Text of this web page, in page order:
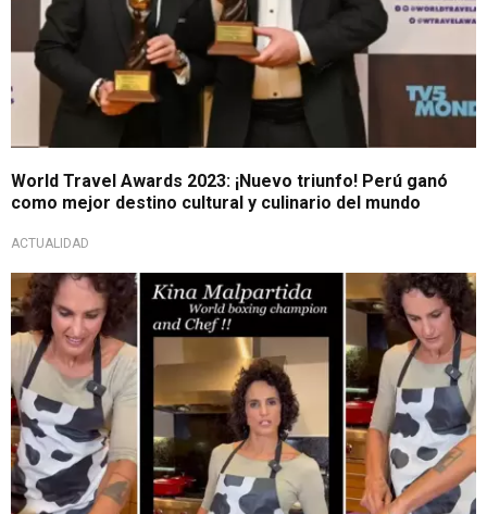
World Travel Awards 2023: ¡Nuevo triunfo! Perú ganó
como mejor destino cultural y culinario del mundo
ACTUALIDAD
Desde Los Ángeles